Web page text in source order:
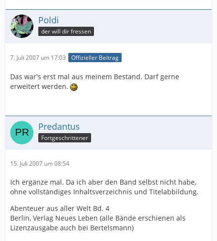
Poldi
der will dir fressen
7. Juli 2007 um 17:03 Offizieller Beitrag
Das war's erst mal aus meinem Bestand. Darf gerne
erweitert werden.
Predantus
Fortgeschrittener
15. Juli 2007 um 08:54
Ich ergänze mal. Da ich aber den Band selbst nicht habe,
ohne vollständiges Inhaltsverzeichnis und Titelabbildung.
Abenteuer aus aller Welt Bd. 4
Berlin, Verlag Neues Leben (alle Bände erschienen als
Lizenzausgabe auch bei Bertelsmann)